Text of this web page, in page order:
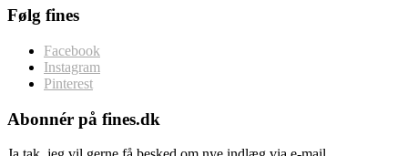
Følg fines
Facebook
Instagram
Pinterest
Abonnér på fines.dk